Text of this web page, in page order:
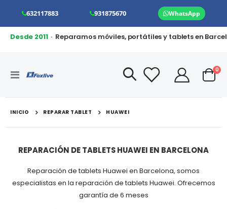
632117883 931875670 WhatsApp
Desde 2011· Reparamos móviles, portátiles y tablets en
Toggle
Cart
0
INICIO REPARAR TABLET HUAWEI
REPARACIÓN DE TABLETS HUAWEI EN BARCELONA
Reparación de tablets Huawei en Barcelona, somos
especialistas en la reparación de tablets Huawei. Ofrecemos
garantía de 6 meses